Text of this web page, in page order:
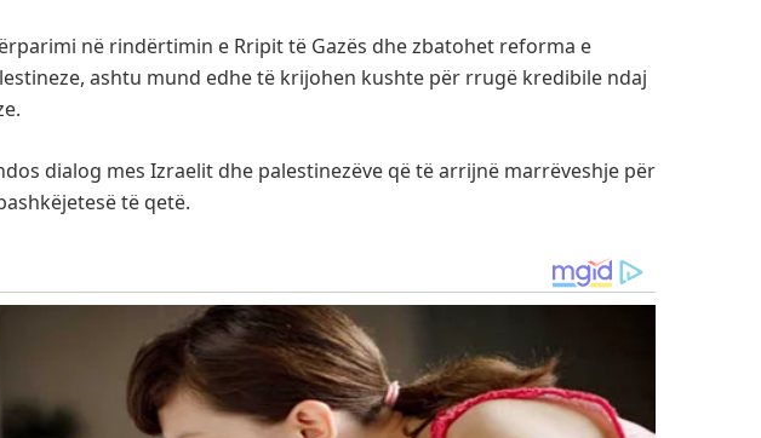
në rindërtimin e Rripit të Gazës dhe zbatohet reforma e
ashtu mund edhe të krijohen kushte për rrugë kredibile ndaj
dialog mes Izraelit dhe palestinezëve që të arrijnë marrëveshje për
të qetë.